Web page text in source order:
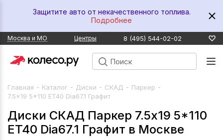
Защитите авто от некачественного топлива.
Подробнее
Москва и МО Центры 8 (495) 544-02-02
Главная - Каталог - Диски - СКАД - Паркер -
7.5x19 5*110 ET40 Dia67.1 Графит
Диски СКАД Паркер 7.5x19 5*110
ET40 Dia67.1 Графит в Москве